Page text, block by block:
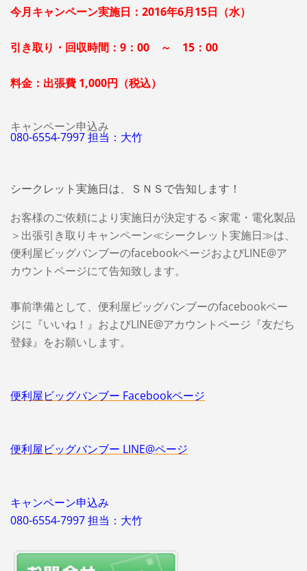
今月キャンペーン実施日：2016年6月15日（水）
引き取り・回収時間：9：00 ～ 15：00
料金：出張費 1,000円（税込）
キャンペーン申込み
080-6554-7997 担当：大竹
シークレット実施日は、ＳＮＳで告知します！
お客様のご依頼により実施日が決定する＜家電・電化製品
＞出張引き取りキャンペーン≪シークレット実施日≫は、
便利屋ビッグバンブーのfacebookページおよびLINE@ア
カウントページにて告知致します。
事前準備として、便利屋ビッグバンブーのfacebookペー
ジに『いいね！』およびLINE@アカウントページ『友だち
登録』をお願いします。
便利屋ビッグバンブー Facebookページ
便利屋ビッグバンブー LINE@ページ
キャンペーン申込み
080-6554-7997 担当：大竹